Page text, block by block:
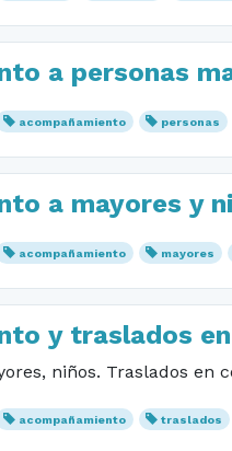
a personas
acompañamiento personas
a mayores y
acompañamiento mayores
y traslados
niños. Traslados en
acompañamiento traslados